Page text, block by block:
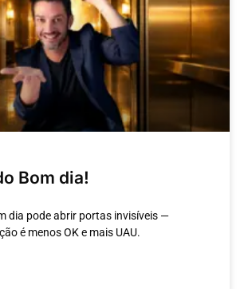
Bom dia!
dia pode abrir portas invisíveis —
é menos OK e mais UAU.